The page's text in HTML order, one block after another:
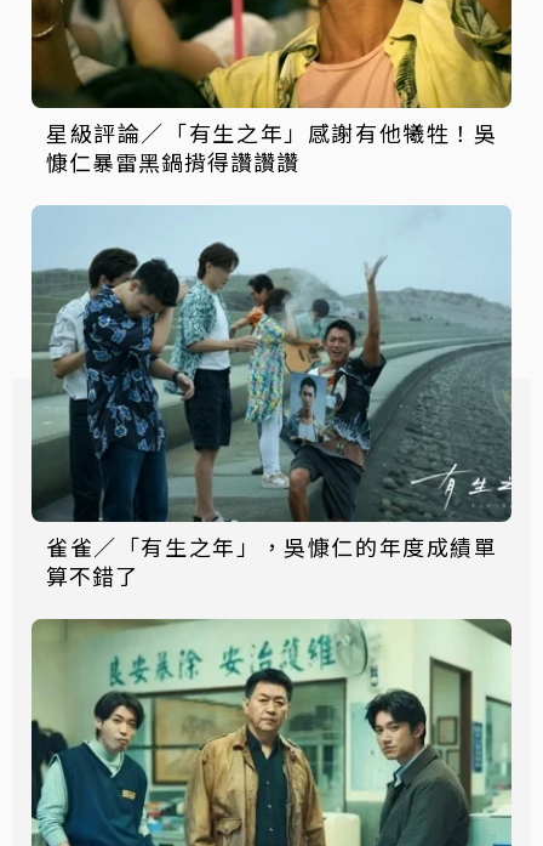
星級評論／「有生之年」感謝有他犧牲！吳
慷仁暴雷黑鍋揹得讚讚讚
雀雀／「有生之年」，吳慷仁的年度成績單
算不錯了